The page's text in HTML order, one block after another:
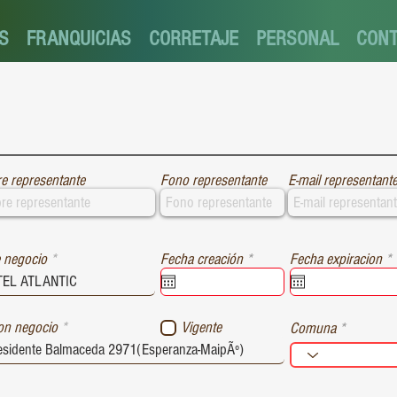
FRANQUICIAS CORRETAJE PERSONAL
representante Fono representante E-mail representante
negocio Fecha creación *r
e
d
Fecha expiracion *r
e
r
d
negocio Comuna
Vigente